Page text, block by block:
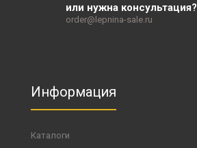
или нужна консультация?
order@lepnina-sale.ru
Информация
Каталоги